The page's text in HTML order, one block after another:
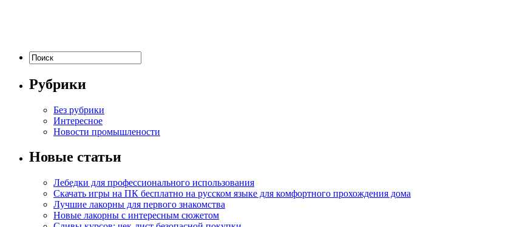
Рубрики
Без рубрики
Интересное
Новости промышлености
Новые статьи
Лебедки для профессионального использования
Скачать игры на ПК бесплатно на русском языке для комфортного прохождения дома
Лучшие лакорны для первого знакомства
Новые лакорны с интересным сюжетом